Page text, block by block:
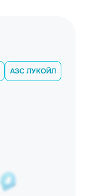
АЗС ЛУКОЙЛ